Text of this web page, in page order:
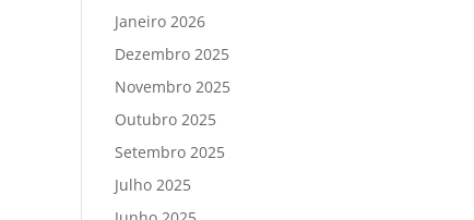
Janeiro 2026
Dezembro 2025
Novembro 2025
Outubro 2025
Setembro 2025
Julho 2025